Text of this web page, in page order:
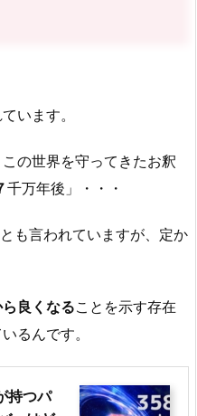
います。
の世界を守ってきたお釈
千万年後」・・・
も言われていますが、定か
良くなることを示す存在
るんです。
持つパ